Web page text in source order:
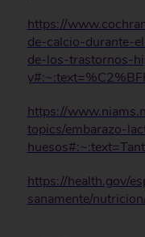
https://
de-calcio-durante-
de-los-trastornos-
https://
topics/embarazo-
https://health.gov/
sanamente/